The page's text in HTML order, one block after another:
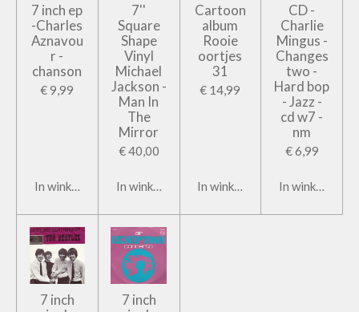
7 inch ep
-Charles
Aznavou
r -
chanson
€ 9,99
In winkelwagen
7''
Square
Shape
Vinyl
Michael
Jackson -
Man In
The
Mirror
€ 40,00
In winkelwagen
Cartoon
album
Rooie
oortjes
31
€ 14,99
In winkelwagen
CD -
Charlie
Mingus -
Changes
two -
Hard bop
- Jazz -
cd w7 -
nm
€ 6,99
In
7 inch
7 inch